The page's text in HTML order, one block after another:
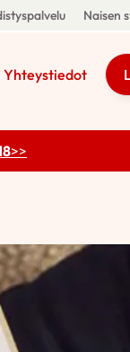
Naisen
Yhteystiedot
>>